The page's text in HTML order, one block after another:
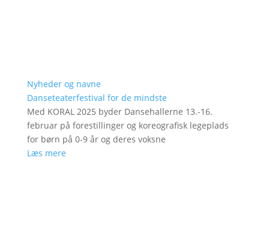
Nyheder og navne
Danseteaterfestival for de mindste
Med KORAL 2025 byder Dansehallerne 13.-16.
februar på forestillinger og koreografisk legeplads
for børn på 0-9 år og deres voksne
Læs mere